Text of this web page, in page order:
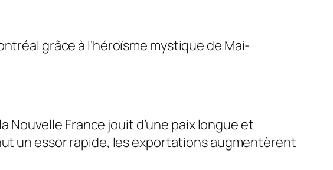
grâce à l’héroïsme mystique de Mai­
Nouvelle France jouit d’une paix longue et
un essor rapide, les exportations augmentèrent